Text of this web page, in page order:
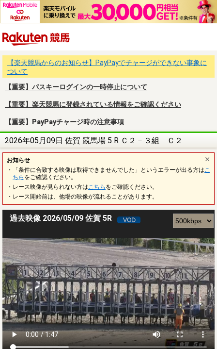
【楽天競馬からのお知らせ】PayPayでチャージができない事象に
ついて
【重要】パスキーログインの一時停止について
【重要】楽天競馬に登録されている情報をご確認ください
【重要】PayPayチャージ時の注意事項
2026年05月09日 佐賀 競馬場 5 R Ｃ２－３組 Ｃ２
お知らせ
・「条件に合致する映像は取得できませんでした」というエラーが出る方は こ
ちら をご確認ください。
・レース映像が見られない方は こちら をご確認ください。
・レース開始前は、他場の映像が流れることがあります。
過去映像 2026/05/09 佐賀 5R